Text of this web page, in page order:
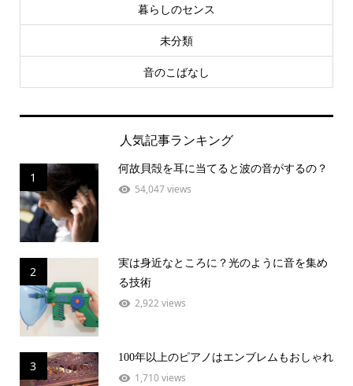
暮らしのセンス
未分類
音のこばなし
人気記事ランキング
1
何故貝殻を耳に当てると波の音がするの？
54,047 views
2
実は身近なところに？光のように音を集め
る技術
2,922 views
3
100年以上のピアノはエンブレムもおしゃれ
1,710 views